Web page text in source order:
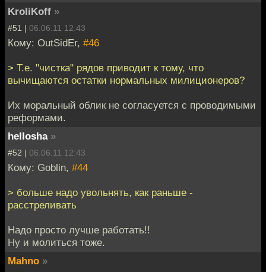
KroliKoff »
#51 | 06.06.11 12:43
Кому: OutSidEr, #46
> Т.е. "чистка" рядов приводит к тому, что
вычищаются остатки нормальных милиционеров?
Их моральный облик не согласуется с проводимыми
реформами.
hellosha »
#52 | 06.06.11 12:43
Кому: Goblin, #44
> больше надо увольнять, как раньше -
расстреливать
Надо просто лучше работать!!
Ну и молиться тоже.
Mahno »